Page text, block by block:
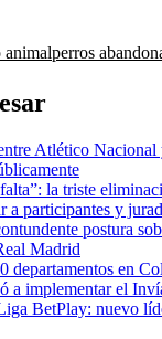
animalperros
Atlético
la triste
a participantes y
postura
Madrid
departamentos en
a implementar el
BetPlay: nuevo